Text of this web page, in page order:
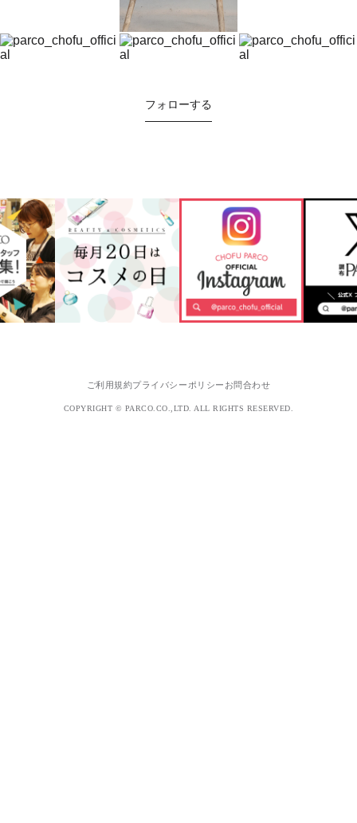
フォローする
ご利用規約プライバシーポリシー お問合わせ
COPYRIGHT © PARCO.CO.,LTD. ALL RIGHTS RESERVED.